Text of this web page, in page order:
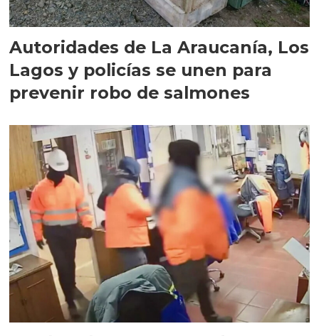
Autoridades de La Araucanía, Los
Lagos y policías se unen para
prevenir robo de salmones